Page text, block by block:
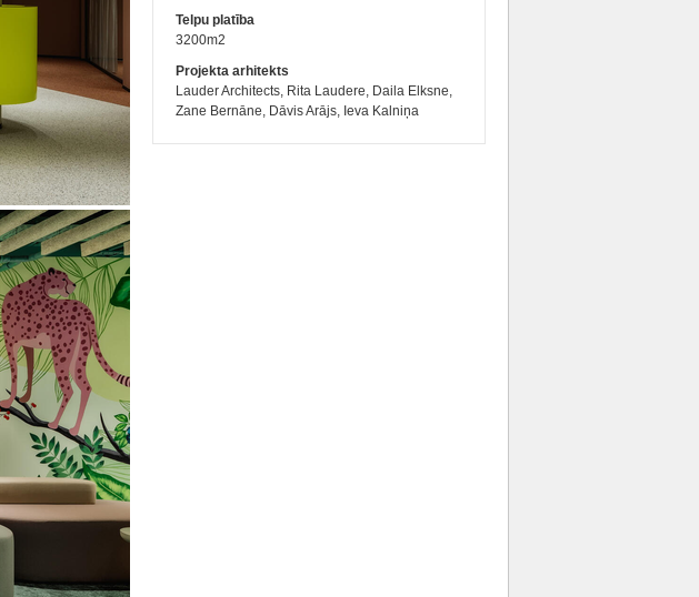
Telpu platība
3200m2
Projekta arhitekts
Lauder Architects, Rita Laudere, Daila Elksne,
Zane Bernāne, Dāvis Arājs, Ieva Kalniņa